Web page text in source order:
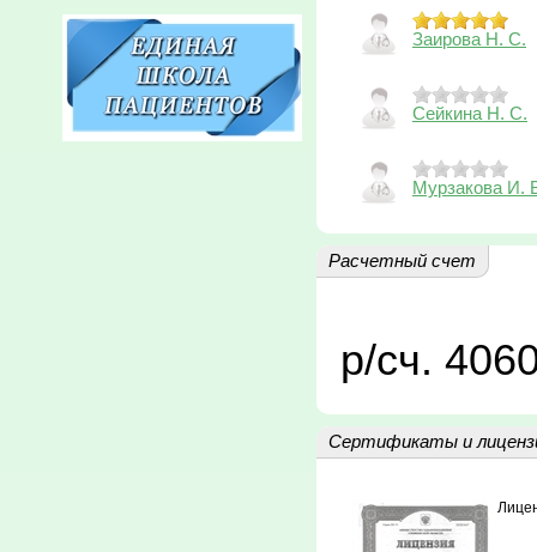
Заирова Н. С.
Сейкина Н. С.
Мурзакова И.
Расчетный счет
р/сч.
Сертификаты и